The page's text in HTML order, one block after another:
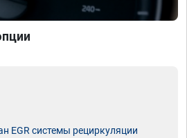
EGR системы рециркуляции